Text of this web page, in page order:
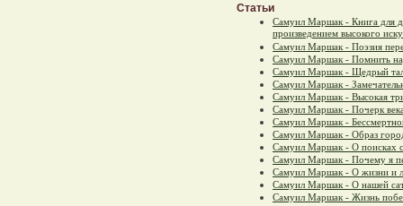
Статьи
Самуил Маршак - Книга для
произведением высокого
Самуил Маршак - Поэзия
Самуил Маршак - Помнить
Самуил Маршак - Щедрый
Самуил Маршак -
Самуил Маршак - Высокая
Самуил Маршак - Почерк
Самуил Маршак -
Самуил Маршак - Образ
Самуил Маршак - О поисках
Самуил Маршак - Почему я
Самуил Маршак - О жизни и
Самуил Маршак - О нашей
Самуил Маршак - Жизнь